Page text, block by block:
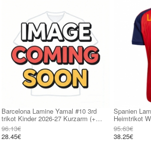
Barcelona Lamine Yamal #10 3rd
trikot Kinder 2026-27 Kurzarm (+
kurze hosen)
96.13€
28.45€
Spanien
Heimtrikot
95.63€
38.25€